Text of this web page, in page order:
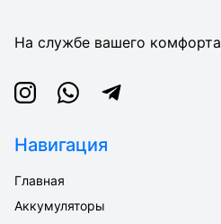
На службе вашего комфорта
InstagramWhatsappTelegram
Навигация
Главная
Аккумуляторы